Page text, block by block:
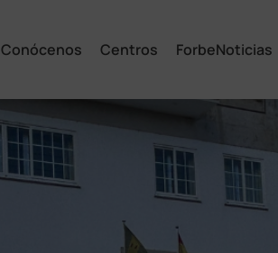
Conócenos Centros ForbeNoticias